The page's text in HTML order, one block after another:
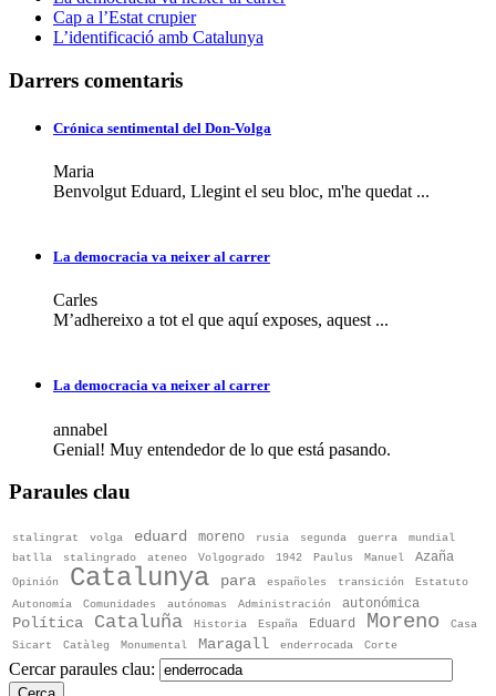
Cap a l’Estat crupier
L’identificació amb Catalunya
Darrers comentaris
Crónica sentimental del Don-Volga
Maria
Benvolgut Eduard, Llegint el seu bloc, m'he quedat ...
La democracia va neixer al carrer
Carles
M’adhereixo a tot el que aquí exposes, aquest ...
La democracia va neixer al carrer
annabel
Genial! Muy entendedor de lo que está pasando.
Paraules clau
stalingrat volga eduard moreno rusia segunda guerra
mundial
batlla
stalingrado ateneo Volgogrado 1942 Paulus Manuel Azaña
Opinión Catalunya para españoles transición
Estatuto
Autonomía
Comunidades autónomas Administración autonómica
Política Cataluña Historia España Eduard Moreno
Casa
Sicart
Catàleg Monumental Maragall enderrocada Corte
Cercar paraules clau: